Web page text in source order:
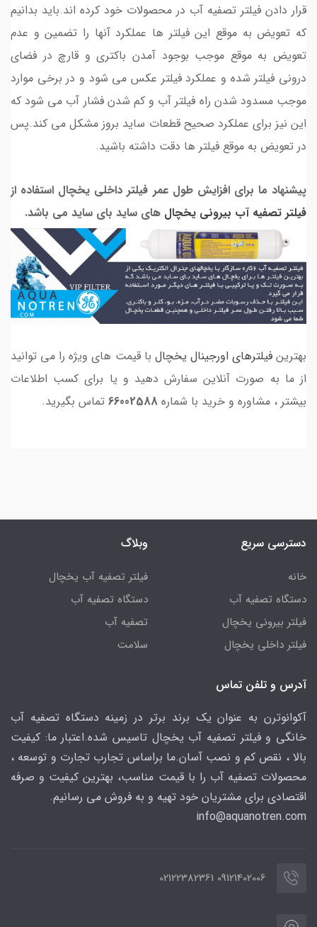
قرار دادن فیلتر تصفیه آب در محصولات خود کرده اند.باید بدانیم
که تعویض به موقع این فیلتر ها عملکرد آنها را تضمین و عدم
تعویض به موقع موجب بوجود آمدن باکتری و قارچ در فضای
درونی فیلتر شده و عملکرد فیلتر عکس می شود و در برخی موارد
موجب مسدود شدن راه فیلتر آب و کم شدن فشار آب می شود که
این نیز برای عملکرد صحیح قطعات ساید بروز مشکل می کند.پس
در تعویض به موقع فیلتر ها دقت داشته باشید.
پیشنهاد ما برای افزایش طول عمر فیلتر داخلی یخچال استفاده از
فیلتر تصفیه آب بیرونی یخچال های ساید بای ساید می باشد.
بهترینفیلترهای اورجینال یخچال با قیمت های ویژه را می توانید
از ما به صورت آنلاین سفارش دهید و یا برای کسب اطلاعات
بیشتر ، مشاوره و خرید با شماره 66002588 تماس بگیرید.
دسترسی سریع
خانه
دستگاه تصفیه آب
فیلتر بیرونی یخچال
فیلتر داخلی یخچال
وبلاگ
فیلتر تصفیه آب یخچال
دستگاه تصفیه آب
تصفیه آب
سلامت
آدرس و تلفن تماس
آکوانوترن به عنوان یک برند برتر در زمینه دستگاه تصفیه آب
خانگی و فیلتر تصفیه آب یخچال تاسیس شده.اعتبار ما: کیفیت
بالا ، نقص کم و نصب آسان.ما براساس تجارب تجارت و توسعه ،
محصولات تصفیه آب را با قیمت مناسب، بهترین کیفیت و صرفه
اقتصادی برای مشتریان خود تهیه و به فروش می رسانیم.
info@aquanotren.com
09121402006 02122382361